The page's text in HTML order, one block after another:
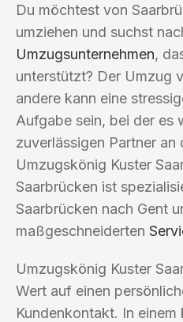
Du möchtest von
umziehen und suchst
Umzugsunternehmen,
unterstützt? Der Umzug
andere kann eine
Aufgabe sein, bei der es
zuverlässigen Partner an
Umzugskönig Kuster
Saarbrücken ist
Saarbrücken nach Gent
maßgeschneiderten
Umzugskönig Kuster
Wert auf einen
Kundenkontakt. In einem